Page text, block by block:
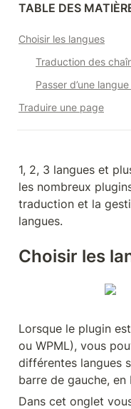
TABLE DES
Choisir les langues
Traduction des
Passer d’une
Traduire une page
1, 2, 3 langues et
les nombreux
traduction et la
langues.
Choisir les
Lorsque le plugin
ou WPML), vous
différentes langues
barre de gauche, en
Dans cet onglet